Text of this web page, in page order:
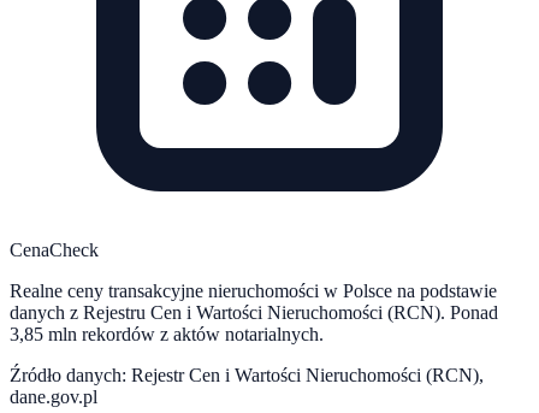
CenaCheck
Realne ceny transakcyjne nieruchomości w Polsce na podstawie
danych z Rejestru Cen i Wartości Nieruchomości (RCN). Ponad
3,85 mln rekordów z aktów notarialnych.
Źródło danych: Rejestr Cen i Wartości Nieruchomości (RCN),
dane.gov.pl